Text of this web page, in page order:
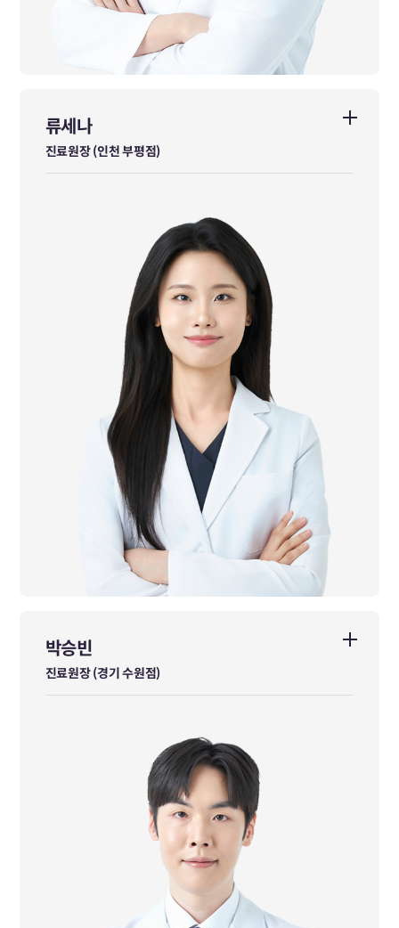
류세나
진료원장 (인천 부평점)
류세나
진료원장 (인천 부평점)
카이스트 생명화학공학과 학사 졸업
부산대학교 한의학전문대학원 석사 졸업
NSCA Level2 Advanced Sport Nutrition Coach
박승빈
진료원장 (경기 수원점)
박승빈
진료원장 (경기 수원점)
대구한의대학교 한의학과 졸업
前 미담한의원 진료원장
前 자임당한의원 진료원장